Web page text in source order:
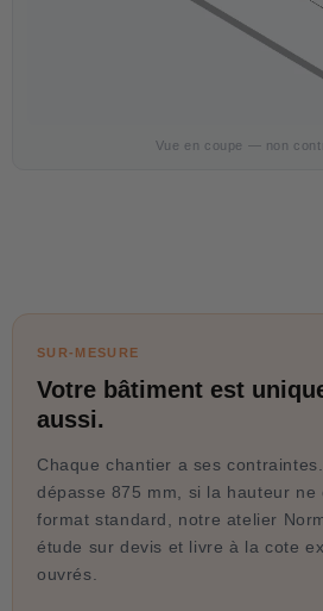
Vue en coupe — non
SUR-MESURE
Votre bâtiment est
aussi.
Chaque chantier a ses
dépasse 875 mm, si la hauteur ne
format standard, notre atelier
étude sur devis et livre à la cote
ouvrés.